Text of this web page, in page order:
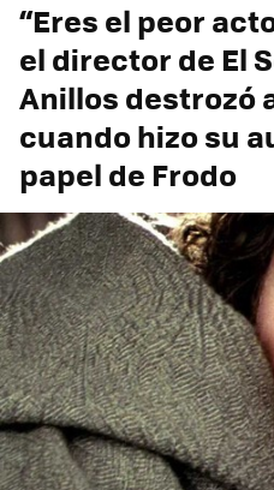
“Eres el peor
el director de El
Anillos destrozó
cuando hizo su
papel de Frodo